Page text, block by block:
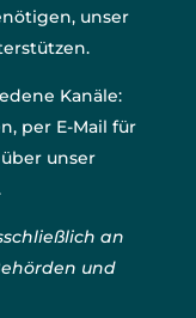
unser
Kanäle:
per E-Mail für
unser
an
und